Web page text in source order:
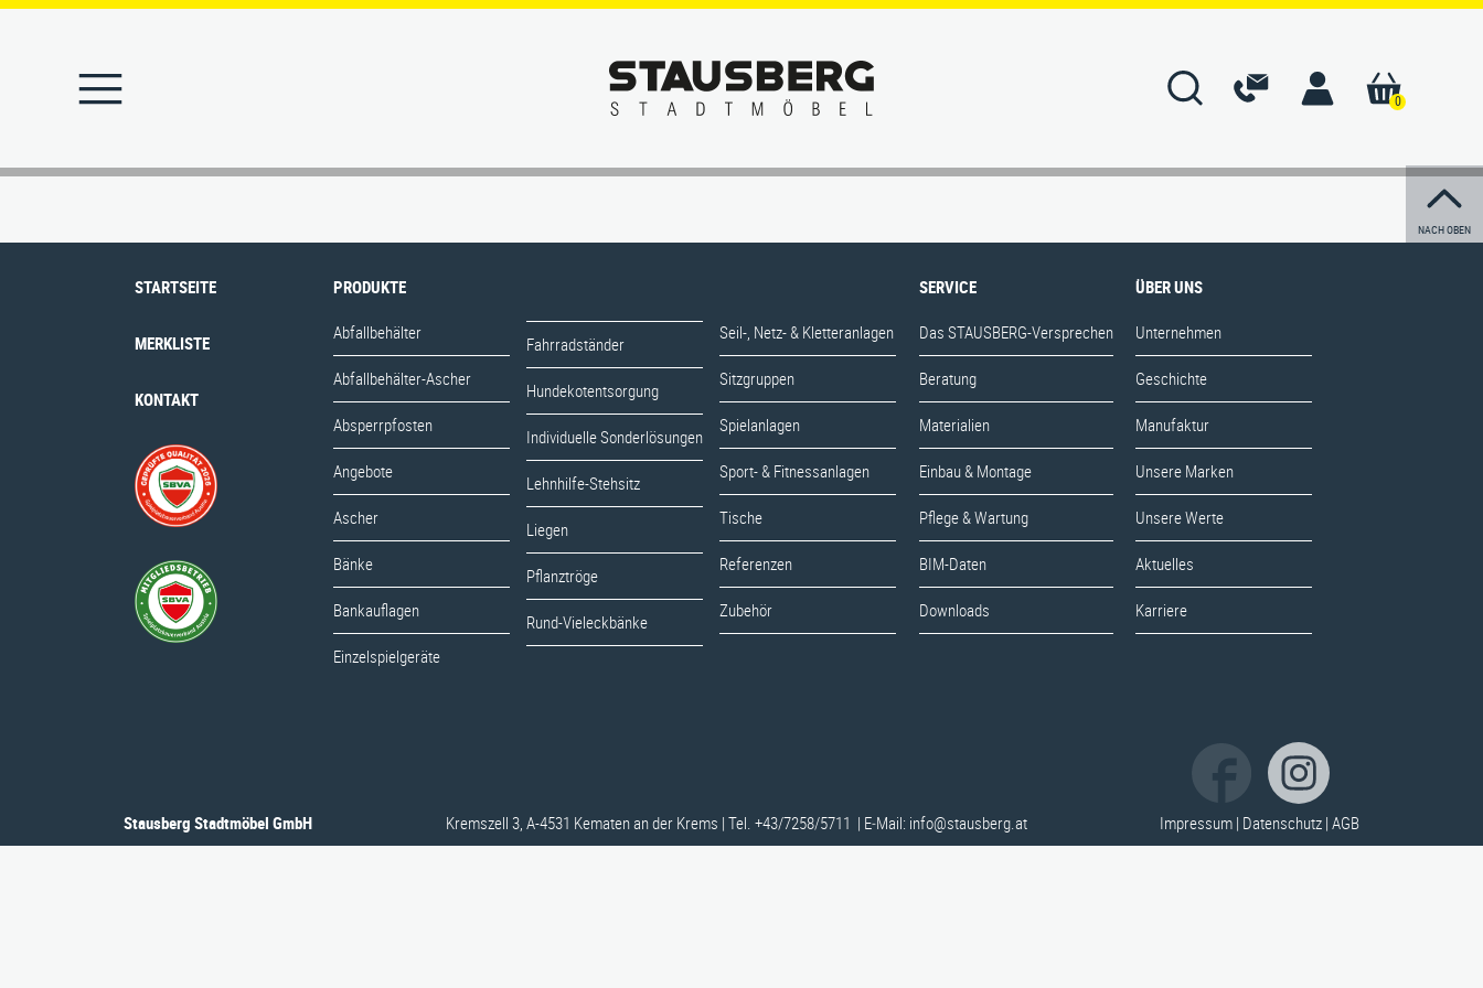
0
Absperrpfosten
Angebote
Ascher
Bänke
Bankauflagen
Einzelspielgeräte
Hundekotentsorgung
Individuelle Sonderlösungen
Lehnhilfe-Stehsitz
Liegen
Pflanztröge
Rund-Vieleckbänke
Spielanlagen
Sport- & Fitnessanlagen
Tische
Referenzen
Zubehör
Materialien
Einbau & Montage
Pflege & Wartung
BIM-Daten
Downloads
Manufaktur
Unsere Marken
Unsere Werte
Aktuelles
Karriere
Impressum|Datenschutz|
STARTSEITE
MERKLISTE
KONTAKT
PRODUKTE
Abfallbehälter
Abfallbehälter-Ascher
Absperrpfosten
Angebote
Ascher
Bänke
Bankauflagen
Einzelspielgeräte
Fahrradständer
Hundekotentsorgung
Individuelle Sonderlösungen
Lehnhilfe-Stehsitz
Liegen
Pflanztröge
Rund-Vieleckbänke
Seil-, Netz- & Kletteranlagen
Sitzgruppen
Spielanlagen
Sport- & Fitnessanlagen
Tische
Referenzen
Zubehör
SERVICE
Das STAUSBERG-Versprechen
Beratung
Materialien
Einbau & Montage
Pflege & Wartung
BIM-Daten
Downloads
ÜBER UNS
Unternehmen
Geschichte
Manufaktur
Unsere Marken
Unsere Werte
Aktuelles
Karriere
Stausberg Stadtmöbel GmbH Kremszell 3, A-4531 Kematen an der Krems | Tel. +43/7258/5711 | E‑Mail: info@stausberg.at Impressum | Datenschutz | AGB
NACH OBEN